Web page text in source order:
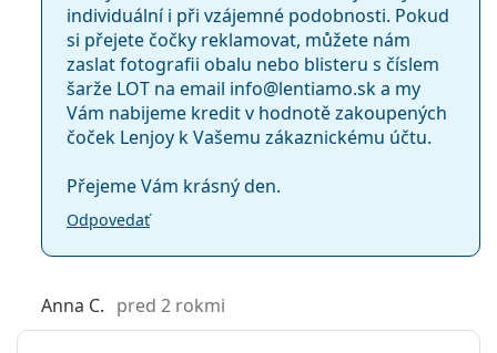
individuální i při vzájemné podobnosti. Pokud
si přejete čočky reklamovat, můžete nám
zaslat fotografii obalu nebo blisteru s číslem
šarže LOT na email info@lentiamo.sk a my
Vám nabijeme kredit v hodnotě zakoupených
čoček Lenjoy k Vašemu zákaznickému účtu.
Přejeme Vám krásný den.
Odpovedať
Anna C. pred 2 rokmi